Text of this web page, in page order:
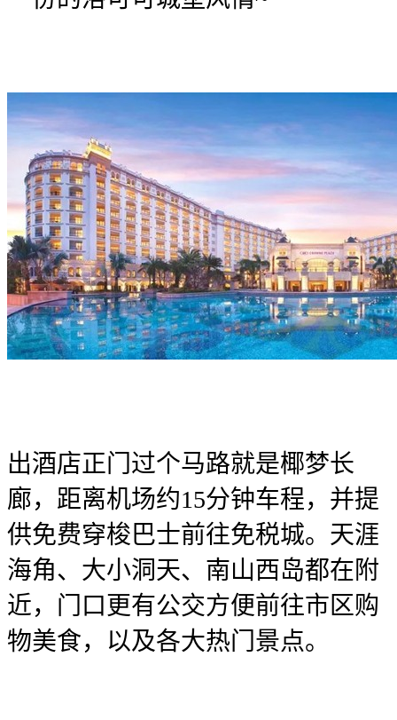
出酒店正门过个马路就是椰梦长
廊，距离机场约15分钟车程，并提
供免费穿梭巴士前往免税城。天涯
海角、大小洞天、南山西岛都在附
近，门口更有公交方便前往市区购
物美食，以及各大热门景点。